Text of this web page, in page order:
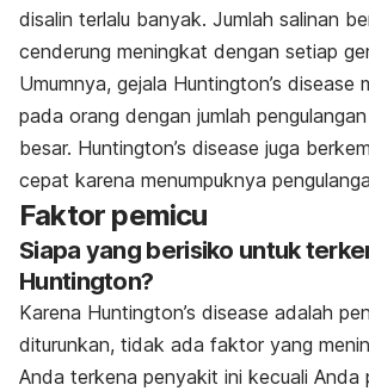
disalin terlalu banyak. Jumlah salinan
cenderung meningkat dengan setiap
Umumnya, gejala Huntington’s disease
pada orang dengan jumlah
besar. Huntington’s disease juga
cepat karena menumpuknya
Faktor pemicu
Siapa yang berisiko untuk
Huntington?
Karena Huntington’s disease adalah
diturunkan, tidak ada faktor yang
Anda terkena penyakit ini kecuali Anda